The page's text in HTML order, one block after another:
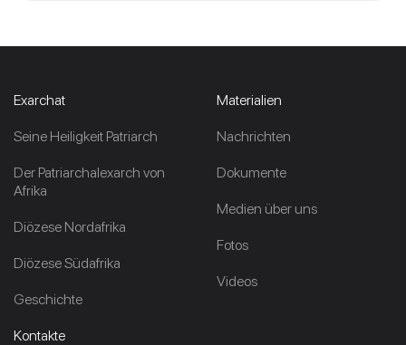
Exarchat
Seine Heiligkeit Patriarch
Der Patriarchalexarch von
Afrika
Diözese Nordafrika
Diözese Südafrika
Geschichte
Materialien
Nachrichten
Dokumente
Medien über uns
Fotos
Videos
Kontakte